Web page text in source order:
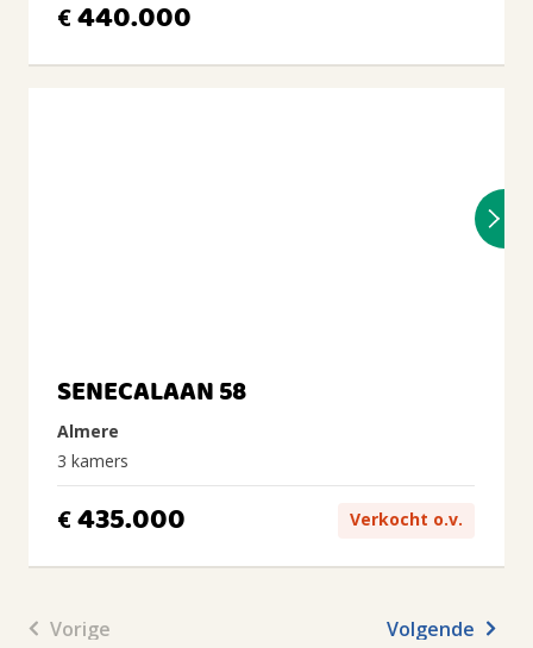
€440.000
SENECALAAN 58
Almere
3 kamers
€435.000 Verkocht o.v.
Vorige Volgende